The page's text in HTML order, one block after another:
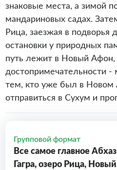
знаковые места, а зимой
мандариновых садах.
Рица, заезжая в подворья
остановки у природных
путь лежит в Новый Афон,
достопримечательности
тем, кто уже был в
отправиться в Сухум и
Групповой формат
Все самое главное
Гагра, озеро Рица,